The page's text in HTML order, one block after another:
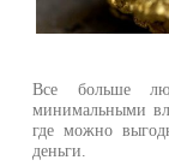
Все больше
минимальными
где можно
деньги.